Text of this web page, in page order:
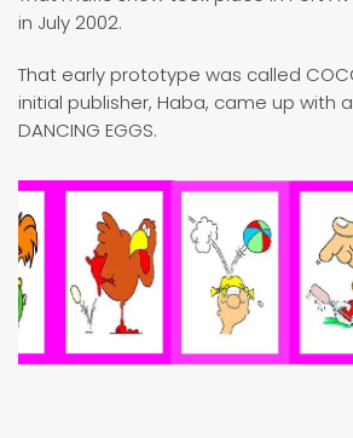
in July 2002.
That early prototype was called
initial publisher, Haba, came up with
DANCING EGGS.